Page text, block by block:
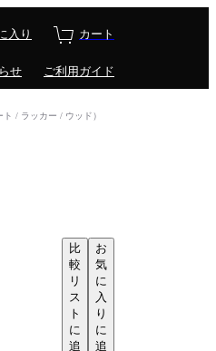
入り カート
せ ご利用ガイド
/ ラッカー / ウッド）
比
較
リ
ス
ト
に
追
お
気
に
入
り
に
追